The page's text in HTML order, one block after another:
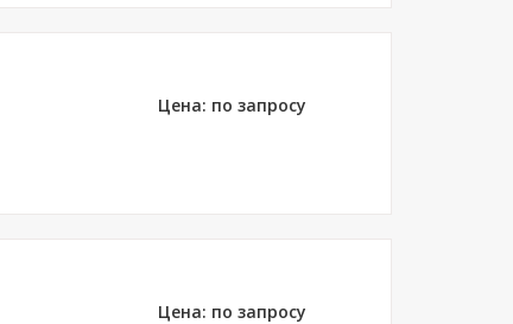
Цена: по запросу
Цена: по запросу